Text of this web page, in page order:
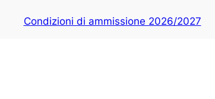
Condizioni di ammissione 2026/2027